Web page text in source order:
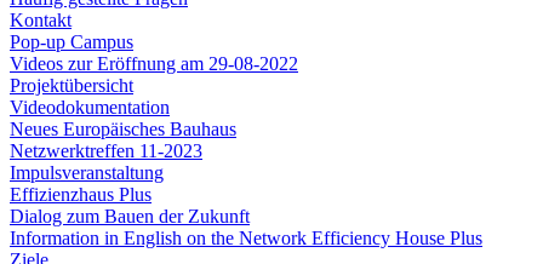
Kontakt
Pop-up Campus
Videos zur Eröffnung am 29-08-2022
Projektübersicht
Videodokumentation
Neues Europäisches Bauhaus
Netzwerktreffen 11-2023
Impulsveranstaltung
Effizienzhaus Plus
Dialog zum Bauen der Zukunft
Information in English on the Network Efficiency House Plus
Ziele